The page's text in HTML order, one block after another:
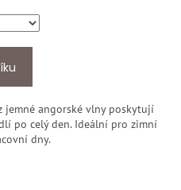
jemné angorské vlny poskytují
po celý den. Ideální pro zimní
dny.